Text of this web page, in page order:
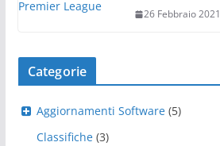
26 Febbraio 2021
Categorie
Aggiornamenti Software (5)
Classifiche (3)